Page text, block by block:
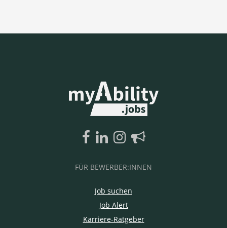
FÜR BEWERBER:INNEN
Job suchen
Job Alert
Karriere-Ratgeber